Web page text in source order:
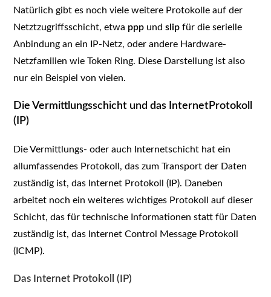
Natürlich gibt es noch viele weitere Protokolle auf der
Netztzugriffsschicht, etwa ppp undslip für die serielle
Anbindung an ein IP-Netz, oder andere Hardware-
Netzfamilien wie Token Ring. Diese Darstellung ist also
nur ein Beispiel von vielen.
Die Vermittlungsschicht und das InternetProtokoll
(IP)
Die Vermittlungs- oder auch Internetschicht hat ein
allumfassendes Protokoll, das zum Transport der Daten
zuständig ist, das Internet Protokoll (IP). Daneben
arbeitet noch ein weiteres wichtiges Protokoll auf dieser
Schicht, das für technische Informationen statt für Daten
zuständig ist, das Internet Control Message Protokoll
(ICMP).
Das Internet Protokoll (IP)